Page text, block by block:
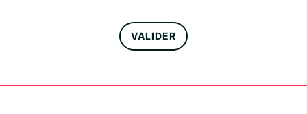
VALIDER